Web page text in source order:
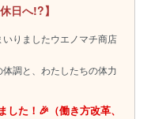
日へ!?】
りましたウエノマチ商店
調と、わたしたちの体力
た！🎉（働き方改革、